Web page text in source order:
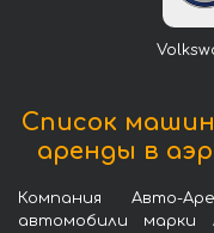
Список машин
аренды в
Компания Авто-
автомобили